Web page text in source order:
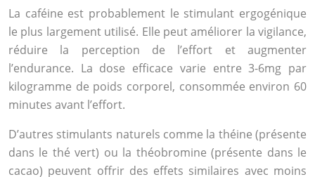
La caféine est probablement le stimulant ergogénique
le plus largement utilisé. Elle peut améliorer la vigilance,
réduire la perception de l’effort et augmenter
l’endurance. La dose efficace varie entre 3-6mg par
kilogramme de poids corporel, consommée environ 60
minutes avant l’effort.
D’autres stimulants naturels comme la théine (présente
dans le thé vert) ou la théobromine (présente dans le
cacao) peuvent offrir des effets similaires avec moins